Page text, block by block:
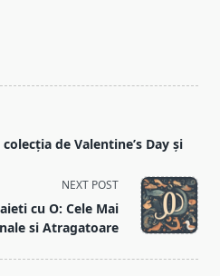
de Valentine’s Day și
NEXT POST
cu O: Cele Mai
si Atragatoare